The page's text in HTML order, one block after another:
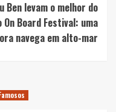
Ben levam o melhor do
Board Festival: uma
navega em alto-mar